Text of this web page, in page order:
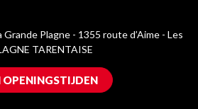
Plagne - 1355 route d’Aime - Les
TARENTAISE
OPENINGSTIJDEN